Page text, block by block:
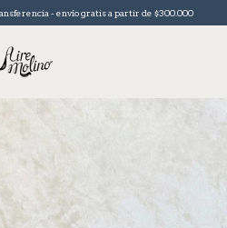
- envío gratis a partir de $300.000